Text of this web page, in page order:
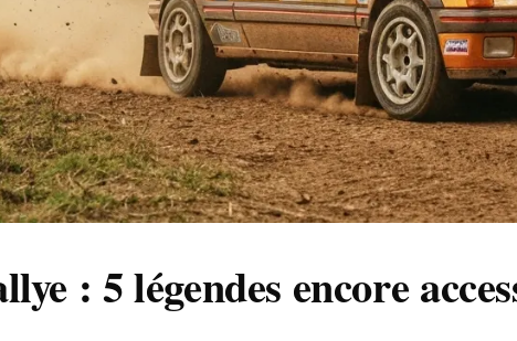
: 5 légendes encore